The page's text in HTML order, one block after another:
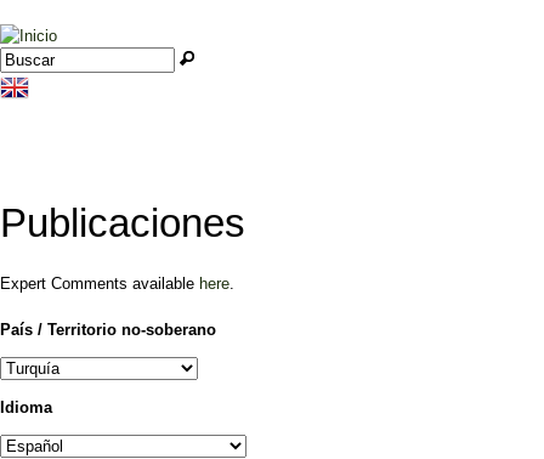
Jump to navigation
Formulario de búsqueda
Buscar
Publicaciones
Expert Comments available here
País / Territorio no-soberano
Idioma